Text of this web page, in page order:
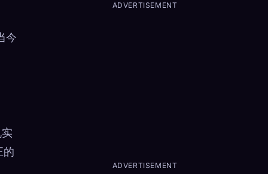
今
的
ADVERTISEMENT
ADVERTISEMENT